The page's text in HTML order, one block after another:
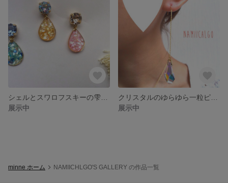
展示中
展示中
minne ホーム NAMIICHLGO'S GALLERY の作品一覧